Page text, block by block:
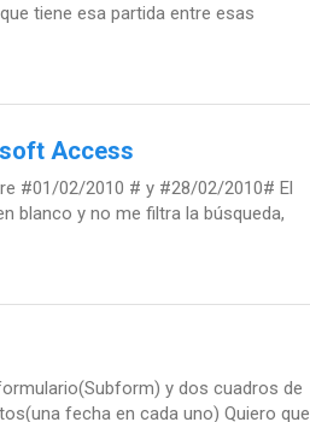
tiene esa partida entre esas
Access
#01/02/2010 # y #28/02/2010# El
blanco y no me filtra la búsqueda,
y dos cuadros de
fecha en cada uno) Quiero que